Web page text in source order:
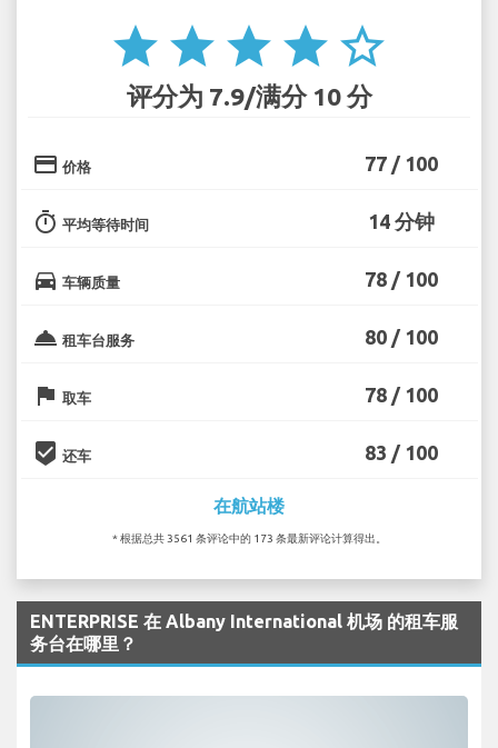
star star star star star_border
评分为 7.9/满分 10 分
credit_card 价格 77 / 100
timer 平均等待时间 14 分钟
directions_car 车辆质量 78 / 100
room_service 租车台服务 80 / 100
flag 取车 78 / 100
beenhere 还车 83 / 100
在航站楼
* 根据总共 3561 条评论中的 173 条最新评论计算得出。
ENTERPRISE 在 Albany International 机场 的租车服
务台在哪里？